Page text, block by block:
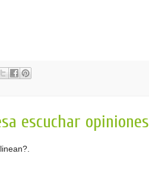
escuchar opiniones